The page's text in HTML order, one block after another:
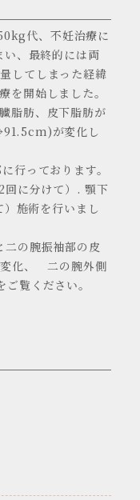
代、不妊治療に
、最終的には両
してしまった経緯
を開始しました。
脂肪、皮下脂肪が
が変化し
行っております。
に分けて）. 顎下
施術を行いまし
二の腕振袖部の皮
化、 二の腕外側
覧ください。